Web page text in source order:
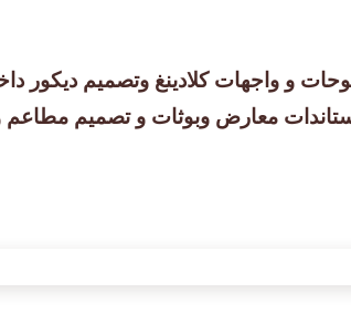
معارض وبوثات و تصميم